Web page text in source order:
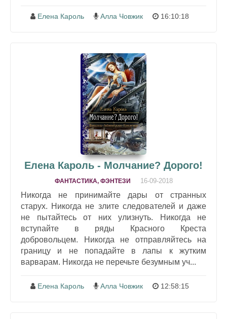
Елена Кароль Алла Човжик 16:10:18
Елена Кароль - Молчание? Дорого!
ФАНТАСТИКА, ФЭНТЕЗИ 16-09-2018
Никогда не принимайте дары от странных
старух. Никогда не злите следователей и даже
не пытайтесь от них улизнуть. Никогда не
вступайте в ряды Красного Креста
добровольцем. Никогда не отправляйтесь на
границу и не попадайте в лапы к жутким
варварам. Никогда не перечьте безумным уч...
Елена Кароль Алла Човжик 12:58:15